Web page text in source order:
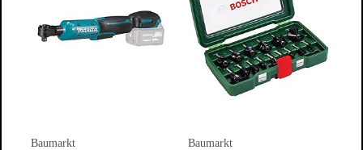
Baumarkt Baumarkt